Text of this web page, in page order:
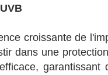
croissante de
dans une